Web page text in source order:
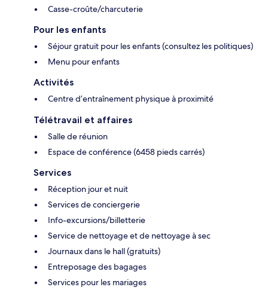
Casse-croûte/charcuterie
Pour les enfants
Séjour gratuit pour les enfants (consultez les politiques)
Menu pour enfants
Activités
Centre d’entraînement physique à proximité
Télétravail et affaires
Salle de réunion
Espace de conférence (6458 pieds carrés)
Services
Réception jour et nuit
Services de conciergerie
Info-excursions/billetterie
Service de nettoyage et de nettoyage à sec
Journaux dans le hall (gratuits)
Entreposage des bagages
Services pour les mariages